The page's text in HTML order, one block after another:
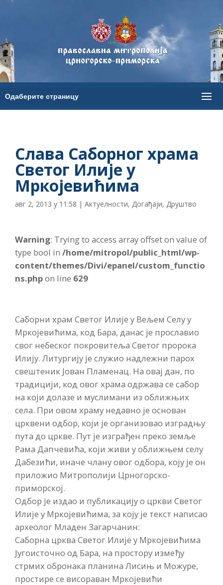
Слава Саборног храма
Светог Илије у
Мркојевићима
авг 2, 2013 у 11:58 | Актуелности, Догађаји, Друштво
Warning: Trying to access array offset on value of
type bool in /home/mitropol/public_html/wp-
content/themes/Divi/epanel/custom_functio
ns.phpon line 629
Саборни храм Светог Илије у Вељем Селу у
Мркојевићима, код Бара, данас је прославио
свог небеског покровитеља Светог пророка
Илију. Литургију је служио надлежни парох
свештеник Јован Пламенац. На овај дан, по
традицији, код овог храма одржава се сабор
на који долазе и муслимани из оближњих
села. При овом храму недавно је основан
црквени одбор, који је организовао изградњу
пута до цркве. Пут је изграђен преко земље
Рама Дапчевића, који живи у оближњем селу
Дабезићи, иначе члану овог одбора, коју је он
приложио Митрополији Црногорско-
приморској.
Одбор је издао и публикацију о цркви Светог
Илије у Мркојевићима, за коју је текст написао
археолог Младен Загарчанин:
Саборна црква Светог Илије у Мркојевићима
Југоисточно од Бара, на простору између
стрмих обронака планина Лисињ и Можуре,
простире се висораван Мркојевићи